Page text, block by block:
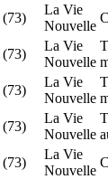
(73)
La Vie
Nouvelle
(73)
La Vie
Nouvelle
(73)
La Vie
Nouvelle
(73)
La Vie
Nouvelle
(73)
La Vie
Nouvelle